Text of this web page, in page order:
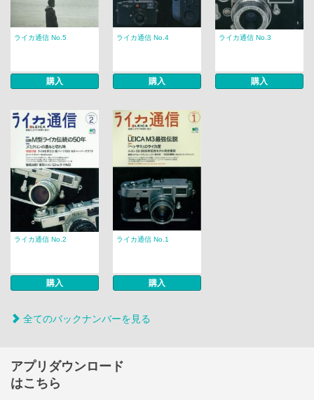
ライカ通信 No.5
購入
ライカ通信 No.4
購入
ライカ通信 No.3
購入
ライカ通信 No.2
購入
ライカ通信 No.1
購入
全てのバックナンバーを見る
アプリダウンロード
はこちら